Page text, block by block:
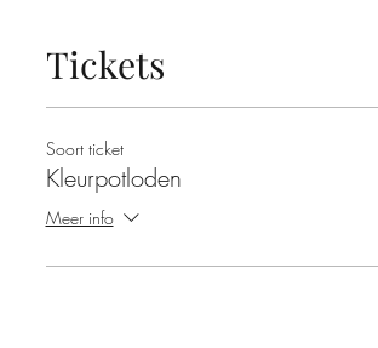
Tickets
Soort ticket
Kleurpotloden
Meer info